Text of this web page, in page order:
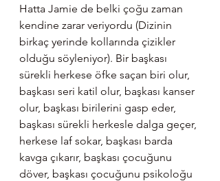
Hatta Jamie de belki çoğu zaman
kendine zarar veriyordu (Dizinin
birkaç yerinde kollarında çizikler
olduğu söyleniyor). Bir başkası
sürekli herkese öfke saçan biri olur,
başkası seri katil olur, başkası kanser
olur, başkası birilerini gasp eder,
başkası sürekli herkesle dalga geçer,
herkese laf sokar, başkası barda
kavga çıkarır, başkası çocuğunu
döver, başkası çocuğunu psikoloğu